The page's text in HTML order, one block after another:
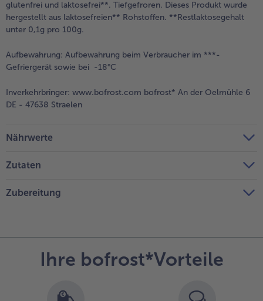
glutenfrei und laktosefrei**. Tiefgefroren. Dieses Produkt wurde
hergestellt aus laktosefreien** Rohstoffen. **Restlaktosegehalt
unter 0,1g pro 100g.
Aufbewahrung: Aufbewahrung beim Verbraucher im ***-
Gefriergerät sowie bei -18°C
Inverkehrbringer: www.bofrost.com bofrost* An der Oelmühle 6
DE - 47638 Straelen
Nährwerte
Zutaten
Zubereitung
Ihre bofrost*Vorteile